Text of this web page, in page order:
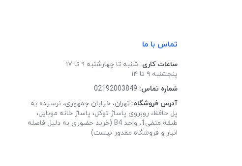
تماس با ما
ساعات کاری: شنبه تا چهارشنبه ۹ تا ۱۷
پنجشنبه ۹ تا ۱۴
شماره تماس: 02192003849
آدرس فروشگاه: تهران، خیابان جمهوری، نرسیده به
پل حافظ، روبروی پاساژ توکل، پاساژ خانه موبایل،
طبقه منفی1، واحد B4 (خرید حضوری به دلیل فاصله
انبار و فروشگاه مقدور نیست)